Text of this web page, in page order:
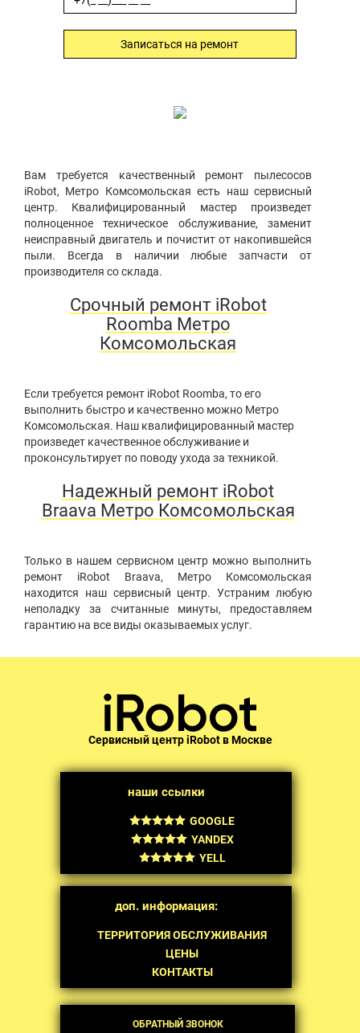
Записаться на ремонт
Вам требуется качественный ремонт пылесосов
iRobot, Метро Комсомольская есть наш сервисный
центр. Квалифицированный мастер произведет
полноценное техническое обслуживание, заменит
неисправный двигатель и почистит от накопившейся
пыли. Всегда в наличии любые запчасти от
производителя со склада.
Срочный ремонт iRobot
Roomba Метро
Комсомольская
Если требуется ремонт iRobot Roomba, то его
выполнить быстро и качественно можно Метро
Комсомольская. Наш квалифицированный мастер
произведет качественное обслуживание и
проконсультирует по поводу ухода за техникой.
Надежный ремонт iRobot
Braava Метро Комсомольская
Только в нашем сервисном центр можно выполнить
ремонт iRobot Braava, Метро Комсомольская
находится наш сервисный центр. Устраним любую
неполадку за считанные минуты, предоставляем
гарантию на все виды оказываемых услуг.
Сервисный центр iRobot в Москве
наши ссылки
GOOGLE
YANDEX
YELL
доп. информация:
ТЕРРИТОРИЯ ОБСЛУЖИВАНИЯ
ЦЕНЫ
КОНТАКТЫ
ОБРАТНЫЙ ЗВОНОК